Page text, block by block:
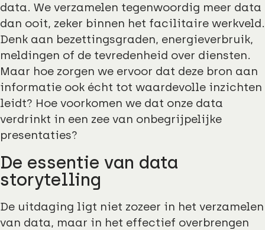
data. We verzamelen tegenwoordig meer data
dan ooit, zeker binnen het facilitaire werkveld.
Denk aan bezettingsgraden, energieverbruik,
meldingen of de tevredenheid over diensten.
Maar hoe zorgen we ervoor dat deze bron aan
informatie ook écht tot waardevolle inzichten
leidt? Hoe voorkomen we dat onze data
verdrinkt in een zee van onbegrijpelijke
presentaties?
De essentie van data
storytelling
De uitdaging ligt niet zozeer in het verzamelen
van data, maar in het effectief overbrengen